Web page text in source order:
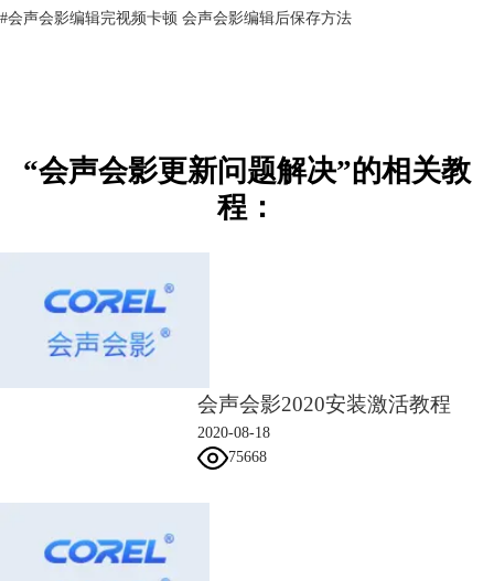
6.点击【安装】。
7.正在更新中，请耐心等待。
#会声会影编辑完视频卡顿 会声会影编辑后保存方法
“会声会影更新问题解决”的相关教
程：
会声会影2020安装激活教程
2020-08-18
75668